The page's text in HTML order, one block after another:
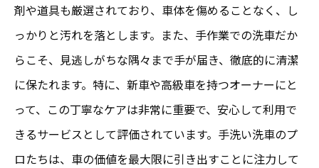
富里市でお得に洗車を利用するためのポイ
ント
価格競争が生むメリットとデメリット
コストを抑えるための洗車プラン
剤や道具も厳選されており、車体を傷めることなく、し
っかりと汚れを落とします。また、手作業での洗車だか
らこそ、見逃しがちな隅々まで手が届き、徹底的に清潔
に保たれます。特に、新車や高級車を持つオーナーにと
って、この丁寧なケアは非常に重要で、安心して利用で
きるサービスとして評価されています。手洗い洗車のプ
ロたちは、車の価値を最大限に引き出すことに注力して